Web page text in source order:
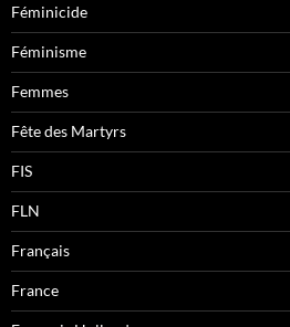
Féminicide
Féminisme
Femmes
Fête des Martyrs
FIS
FLN
Français
France